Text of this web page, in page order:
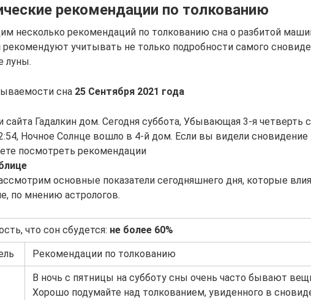
рекомендации по толкованию
несколько рекомендаций по толкованию сна о разбитой
рекомендуют учитывать не только подробности самого
луны.
сна 25 Сентября 2021 года
сайта Гадалкин дом. Сегодня суббота, Убывающая 3-я четверть
Ночное Солнце вошло в 4-й дом. Если вы видели сновидение
посмотреть рекомендации
основные показатели сегодняшнего дня, которые
по мнению астрологов.
что сон сбудется: не более 60%
Рекомендации по толкованию
В ночь с пятницы на субботу сны очень часто бывают
Хорошо подумайте над толкованием, увиденного в